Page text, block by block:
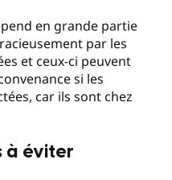
en grande partie
par les
et ceux-ci peuvent
si les
car ils sont chez
à éviter